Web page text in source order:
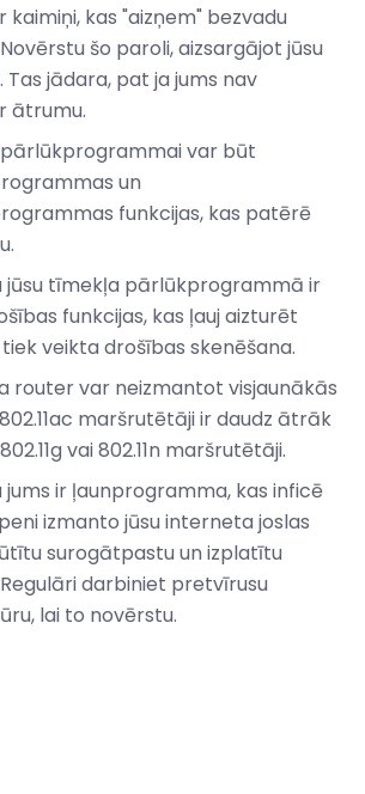
kaimiņi, kas "aizņem" bezvadu
šo paroli, aizsargājot jūsu
Tas jādara, pat ja jums nav
ātrumu.
var būt
un
funkcijas, kas patērē
jūsu tīmekļa pārlūkprogrammā ir
funkcijas, kas ļauj aizturēt
veikta drošības skenēšana.
router var neizmantot visjaunākās
maršrutētāji ir daudz ātrāk
vai 802.11n maršrutētāji.
jums ir ļaunprogramma, kas inficē
izmanto jūsu interneta joslas
surogātpastu un izplatītu
darbiniet pretvīrusu
lai to novērstu.